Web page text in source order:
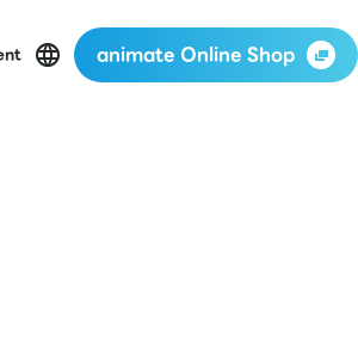
animate Online Shop